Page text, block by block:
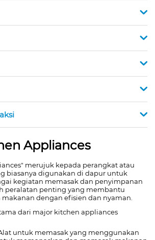
Appliances
merujuk kepada perangkat atau
biasanya digunakan di dapur untuk
kegiatan memasak dan penyimpanan
peralatan penting yang membantu
dengan efisien dan nyaman.
dari major kitchen appliances
untuk memasak yang menggunakan